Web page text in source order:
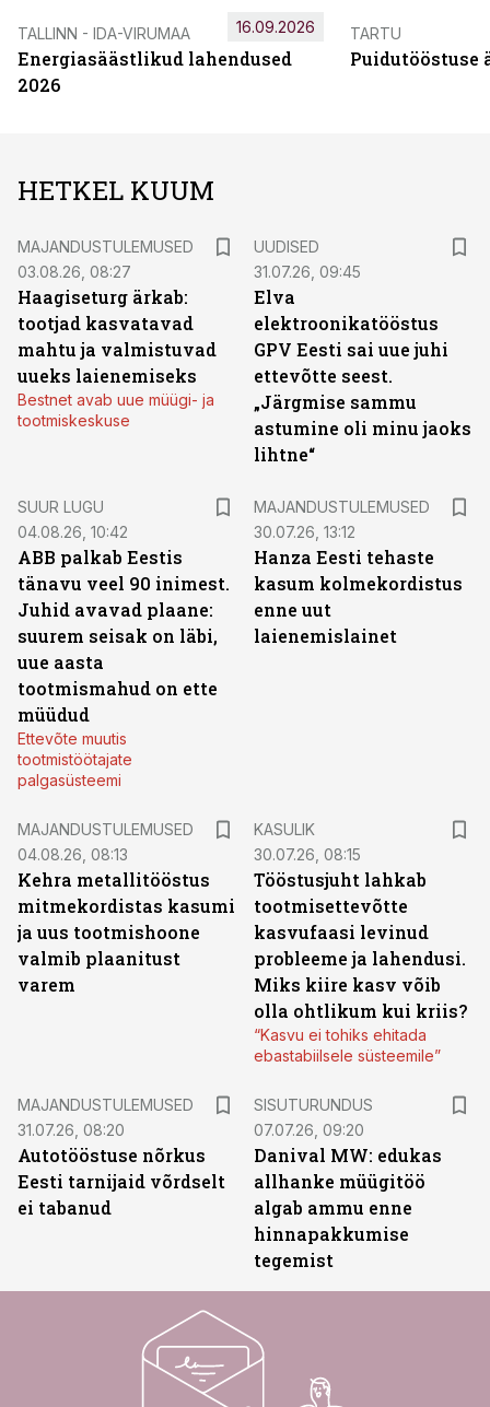
TALLINN - IDA-VIRUMAA
Energiasäästlikud lahendused
2026
16.09.2026 TARTU
Puidutööstuse
HETKEL KUUM
MAJANDUSTULEMUSED
03.08.26, 08:27
Haagiseturg ärkab:
tootjad kasvatavad
mahtu ja valmistuvad
uueks laienemiseks
Bestnet avab uue müügi- ja
tootmiskeskuse
UUDISED
31.07.26, 09:45
Elva
elektroonikatööstus
GPV Eesti sai uue juhi
ettevõtte seest.
„Järgmise sammu
astumine oli minu jaoks
lihtne“
SUUR LUGU
04.08.26, 10:42
ABB palkab Eestis
tänavu veel 90 inimest.
Juhid avavad plaane:
suurem seisak on läbi,
uue aasta
tootmismahud on ette
müüdud
Ettevõte muutis
tootmistöötajate
palgasüsteemi
MAJANDUSTULEMUSED
30.07.26, 13:12
Hanza Eesti tehaste
kasum kolmekordistus
enne uut
laienemislainet
MAJANDUSTULEMUSED
04.08.26, 08:13
Kehra metallitööstus
mitmekordistas kasumi
ja uus tootmishoone
valmib plaanitust
varem
KASULIK
30.07.26, 08:15
Tööstusjuht lahkab
tootmisettevõtte
kasvufaasi levinud
probleeme ja lahendusi.
Miks kiire kasv võib
olla ohtlikum kui kriis?
“Kasvu ei tohiks ehitada
ebastabiilsele süsteemile”
MAJANDUSTULEMUSED
31.07.26, 08:20
Autotööstuse nõrkus
Eesti tarnijaid võrdselt
ei tabanud
SISUTURUNDUS
07.07.26, 09:20
Danival MW: edukas
allhanke müügitöö
algab ammu enne
hinnapakkumise
tegemist